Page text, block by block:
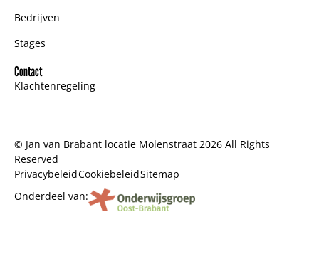
Bedrijven
Stages
Contact
Klachtenregeling
© Jan van Brabant locatie Molenstraat 2026 All Rights
Reserved
PrivacybeleidCookiebeleidSitemap
Onderdeel van: